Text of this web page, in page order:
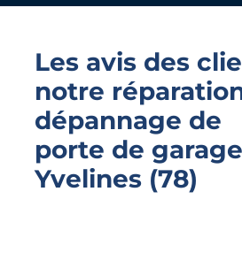
Les avis des
notre
dépannage de
porte de garage
Yvelines (78)